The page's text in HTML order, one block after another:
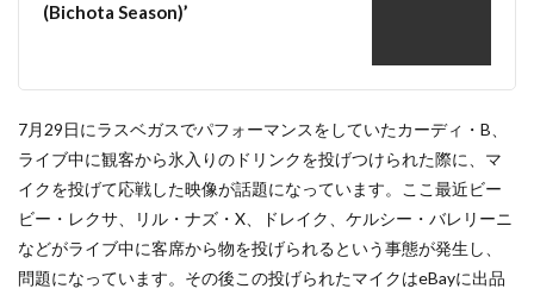
(Bichota Season)’
7月29日にラスベガスでパフォーマンスをしていたカーディ・B、
ライブ中に観客から氷入りのドリンクを投げつけられた際に、マ
イクを投げて応戦した映像が話題になっています。ここ最近ビー
ビー・レクサ、リル・ナズ・X、ドレイク、ケルシー・バレリーニ
などがライブ中に客席から物を投げられるという事態が発生し、
問題になっています。その後この投げられたマイクはeBayに出品